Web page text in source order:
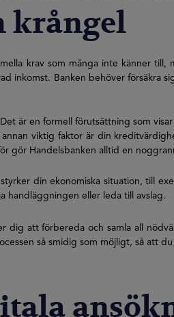
krångel
krav som många inte känner
inkomst. Banken behöver försäkra
är en formell förutsättning som
viktig faktor är din
gör Handelsbanken alltid en
din ekonomiska situation, till
handläggningen eller leda till avslag.
att förbereda och samla all
så smidig som möjligt, så att